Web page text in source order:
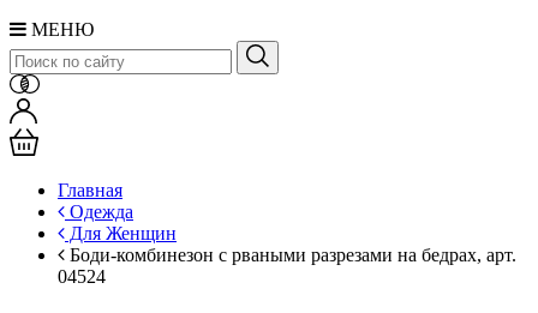
МЕНЮ
Главная
Одежда
Для Женщин
Боди-комбинезон с рваными разрезами на бедрах, арт.
04524